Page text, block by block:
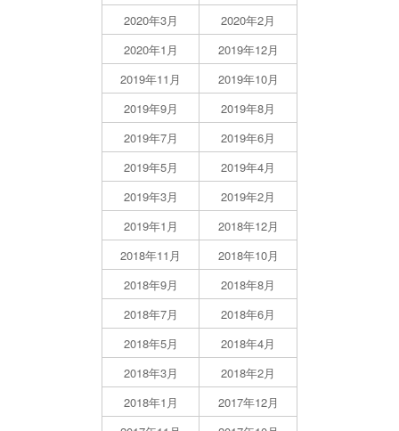
2020年3月
2020年2月
2020年1月
2019年12月
2019年11月
2019年10月
2019年9月
2019年8月
2019年7月
2019年6月
2019年5月
2019年4月
2019年3月
2019年2月
2019年1月
2018年12月
2018年11月
2018年10月
2018年9月
2018年8月
2018年7月
2018年6月
2018年5月
2018年4月
2018年3月
2018年2月
2018年1月
2017年12月